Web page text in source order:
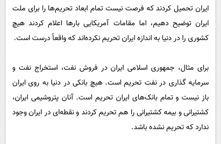
ایران تحمیل کردند که فرصت نیست تمام ابعاد تحریم‌ها را برای ملت
ایران توضیح دهیم، اما مقامات آمریکایی بارها اعلام کردند هیچ
کشوری را در دنیا به اندازه ایران تحریم نکرده‌اند که واقعاً درست است.
برای مثال، جمهوری اسلامی ایران در فروش نفت، استخراج نفت و
سرمایه گذاری در نفت تحریم است. هیچ بانکی در دنیا به روی ایران
باز نیست و تمام بانک‌های ایران تحریم است. آنان پتروشیمی ایران،
کشتیرانی و بیمه کشتیرانی را هم تحریم کردند و نقطه‌ای در ایران وجود
ندارد که تحریم نشده باشد.